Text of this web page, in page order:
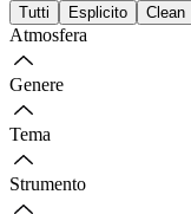
Tutti Esplicito Clean
Atmosfera
Genere
Tema
Strumento